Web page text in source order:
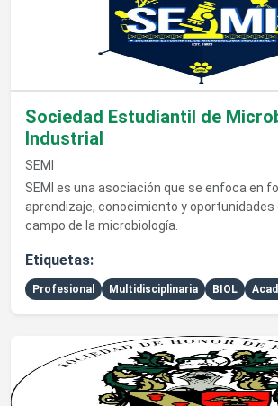
Sociedad Estudiantil de
Industrial
SEMI
SEMI es una asociación que se enfoca en
aprendizaje, conocimiento y oportunidades
campo de la microbiología.
Etiquetas:
Profesional Multidisciplinaria BIOL
Ver detalles de Sociedad Nacional de